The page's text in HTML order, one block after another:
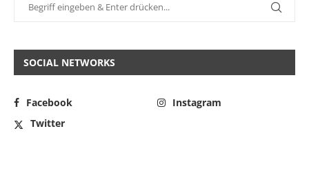
SOCIAL NETWORKS
Facebook
Instagram
Twitter